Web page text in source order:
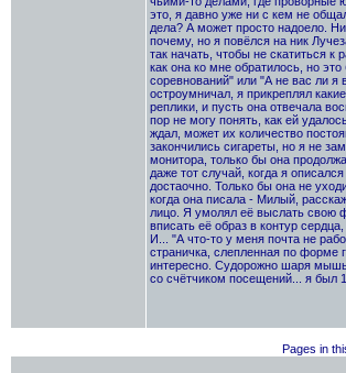
это, я давно уже ни с кем не
дела? А может просто надоело.
почему, но я повёлся на ник
так начать, чтобы не скатиться
как она ко мне обратилось, но
соревнований" или "А не вас ли я
остроумничал, я прикреплял
реплики, и пусть она отвечала
пор не могу понять, как ей
ждал, может их количество
закончились сигареты, но я не
монитора, только бы она
даже тот случай, когда я
достаочно. Только бы она не
когда она писала - Милый,
лицо. Я умолял её выслать свою
вписать её образ в контур
И... "А что-то у меня почта не
страничка, слепленная по форме
интересно. Судорожно шаря
со счётчиком посещений... я был
Pages in